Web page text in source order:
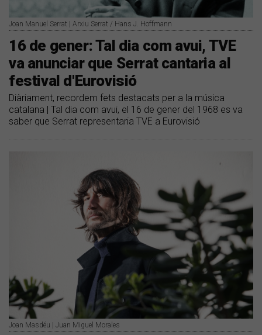
Joan Manuel Serrat | Arxiu Serrat / Hans J. Hoffmann
16 de gener: Tal dia com avui, TVE
va anunciar que Serrat cantaria al
festival d'Eurovisió
Diàriament, recordem fets destacats per a la música
catalana | Tal dia com avui, el 16 de gener del 1968 es va
saber que Serrat representaria TVE a Eurovisió
Joan Masdéu | Juan Miguel Morales